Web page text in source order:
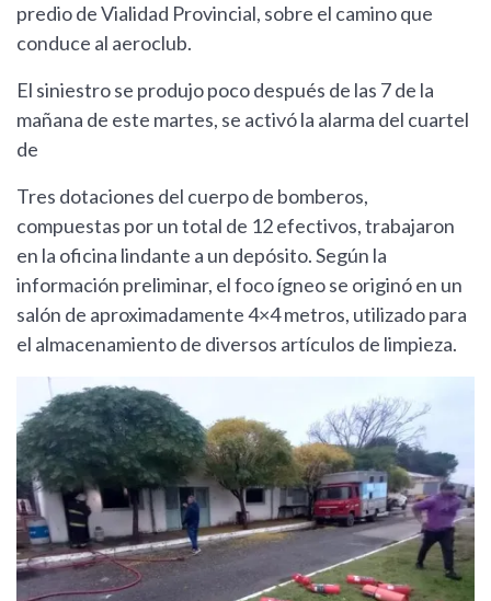
predio de Vialidad Provincial, sobre el camino que
conduce al aeroclub.
El siniestro se produjo poco después de las 7 de la
mañana de este martes, se activó la alarma del cuartel
de
Tres dotaciones del cuerpo de bomberos,
compuestas por un total de 12 efectivos, trabajaron
en la oficina lindante a un depósito. Según la
información preliminar, el foco ígneo se originó en un
salón de aproximadamente 4×4 metros, utilizado para
el almacenamiento de diversos artículos de limpieza.